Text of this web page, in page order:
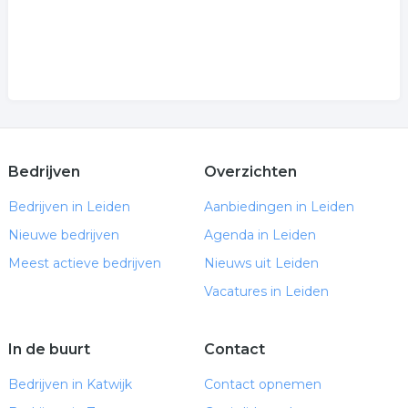
Bedrijven
Bedrijven in Leiden
Nieuwe bedrijven
Meest actieve bedrijven
Overzichten
Aanbiedingen in Leiden
Agenda in Leiden
Nieuws uit Leiden
Vacatures in Leiden
In de buurt
Bedrijven in Katwijk
Contact
Contact opnemen